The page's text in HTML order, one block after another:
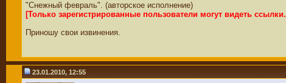
"Снежный февраль". (авторское исполнение)
[Только зарегистрированные пользователи могут видеть ссылки.
Приношу свои извинения.
23.01.2010, 12:55